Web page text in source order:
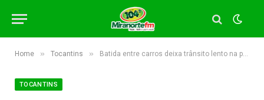
Home » Tocantins » Batida entre carros deixa trânsito lento na ponte que liga Palmas e Luzimangues
TOCANTINS